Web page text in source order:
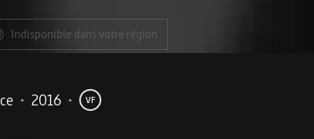
Indisponible dans votre région
• 2016 • VF